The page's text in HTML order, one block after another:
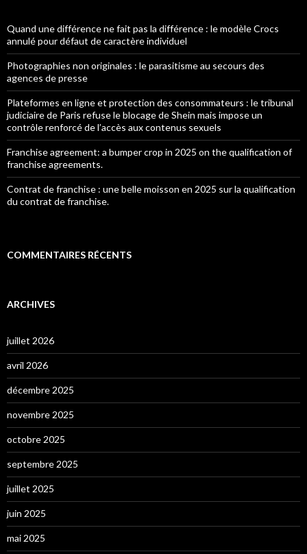
Quand une différence ne fait pas la différence : le modèle Crocs
annulé pour défaut de caractère individuel
Photographies non originales : le parasitisme au secours des
agences de presse
Plateformes en ligne et protection des consommateurs : le tribunal
judiciaire de Paris refuse le blocage de Shein mais impose un
contrôle renforcé de l’accès aux contenus sexuels
Franchise agreement: a bumper crop in 2025 on the qualification of
franchise agreements.
Contrat de franchise : une belle moisson en 2025 sur la qualification
du contrat de franchise.
COMMENTAIRES RÉCENTS
ARCHIVES
juillet 2026
avril 2026
décembre 2025
novembre 2025
octobre 2025
septembre 2025
juillet 2025
juin 2025
mai 2025